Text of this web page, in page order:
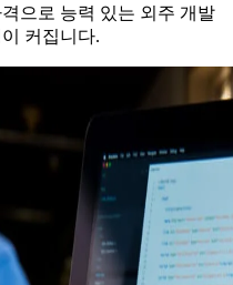
으로 능력 있는 외주 개발
커집니다.